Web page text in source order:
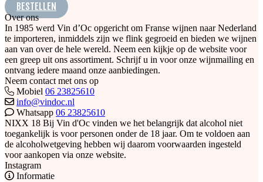
BESTELLEN
Over ons
In 1985 werd Vin d’Oc opgericht om Franse wijnen naar Nederland
te importeren, inmiddels zijn we flink gegroeid en bieden we wijnen
aan van over de hele wereld. Neem een kijkje op de website voor
een greep uit ons assortiment. Schrijf u in voor onze wijnmailing en
ontvang iedere maand onze aanbiedingen.
Neem contact met ons op
Mobiel 06 23825610
info@vindoc.nl
Whatsapp 06 23825610
NIXX 18 Bij Vin d'Oc vinden we het belangrijk dat alcohol niet
toegankelijk is voor personen onder de 18 jaar. Om te voldoen aan
de alcoholwetgeving hebben wij daarom voorwaarden ingesteld
voor aankopen via onze website.
Instagram
Informatie